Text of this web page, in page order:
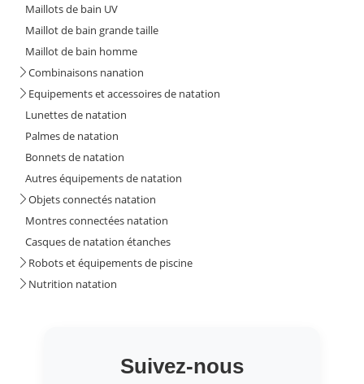
Maillots de bain UV
Maillot de bain grande taille
Maillot de bain homme
Combinaisons nanation
Equipements et accessoires de natation
Lunettes de natation
Palmes de natation
Bonnets de natation
Autres équipements de natation
Objets connectés natation
Montres connectées natation
Casques de natation étanches
Robots et équipements de piscine
Nutrition natation
Suivez-nous